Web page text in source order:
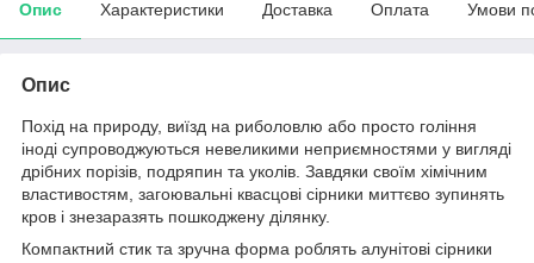
Опис Характеристики Доставка Оплата Умови
Опис
Похід на природу, виїзд на риболовлю або просто гоління
іноді супроводжуються невеликими неприємностями у вигляді
дрібних порізів, подряпин та уколів. Завдяки своїм хімічним
властивостям, загоювальні квасцові сірники миттєво зупинять
кров і знезаразять пошкоджену ділянку.
Компактний стик та зручна форма роблять алунітові сірники